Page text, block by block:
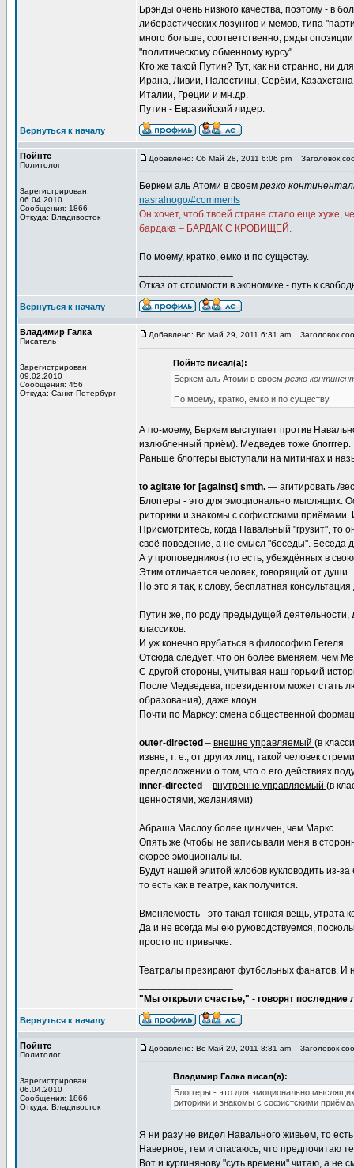
Брэнды очень низкого качества, поэтому - в
либерастических лозунгов и мемов, типа
много больше, соответственно, ряды
"политическому обменному курсу".
Кто же такой Путин? Тут, как ни странно, ни
Ирана, Ливии, Палестины, Сербии,
Италии, Греции и мн.др.
Путин - Евразийский лидер.
Вернуться к началу
Пойнтс
Политолог
Зарегистрирован:
06.04.2010
Сообщения: 1866
Откуда: Владивосток
Добавлено: Сб Май 28, 2011 6:06 pm Заголовок
Беркем аль Атоми в своем резко
nasralnogo/#comments
Он хочет, чтоб твоей стране стало еще хуже,
бардака – БАРДАК С КРОВИЩЕЙ.
По моему, кратко, емко и по существу.
Отказ от стоимости в экономике - путь к
Вернуться к началу
Владимир Галка
Писатель
Зарегистрирован:
09.02.2010
Сообщения: 456
Откуда: Санкт-Петербург
Добавлено: Вс Май 29, 2011 6:31 am Заголовок
Пойнтс писал(а):
Беркем аль Атоми в своем резко
По моему, кратко, емко и по существу.
А по-моему, Беркем выступает против
излюбленный приём). Медведев тоже блогггер.
Раньше блоггеры выступали на митингах и
to agitate for [against] smth. — агитировать /
Блоггеры - это для эмоционально мыслящих.
риторики и знакомы с софистскими приёмами.
Присмотритесь, когда Навальный "грузит", то
своё поведение, а не смысл "беседы". Беседа
А у проповедников (то есть, убеждённых в
Этим отличается человек, говорящий от души.
Но это я так, к слову, бесплатная
Путин же, по роду предыдущей деятельности,
классиков.
И уж конечно врубаться в философию Гегеля.
Отсюда следует, что он более вменяем, чем
С другой стороны, учитывая наш горький
После Медведева, президентом может стать
образования), даже клоун.
Почти по Марксу: смена общественной
outer-directed – внешне управляемый (в
извне, т. е., от других лиц; такой человек
предположении о том, что о его действиях
inner-directed – внутренне управляемый (в
ценностями, желаниями)
Абраша Маслоу более циничен, чем Маркс.
Опять же (чтобы не записывали меня в
скорее эмоциональны.
Будут нашей элитой жлобов кукловодить из-
то есть как в театре, как получится.
Вменяемость - это такая тонкая вещь, утрата
Да и не всегда мы ею руководствуемся,
просто по привычке.
Театралы презирают футбольных фанатов. И
"Мы открыли счастье," - говорят
Вернуться к началу
Пойнтс
Политолог
Зарегистрирован:
06.04.2010
Сообщения: 1866
Откуда: Владивосток
Добавлено: Вс Май 29, 2011 8:31 am Заголовок
Владимир Галка писал(а):
Блоггеры - это для эмоционально
риторики и знакомы с софистскими
Я ни разу не видел Навального живьем, то
Наверное, тем и спасаюсь, что предпочитаю
Вот и кургинянову "суть времени" читаю, а